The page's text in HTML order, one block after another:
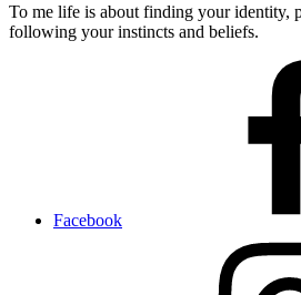
To me life is about finding your identity,
following your instincts and beliefs.
Facebook